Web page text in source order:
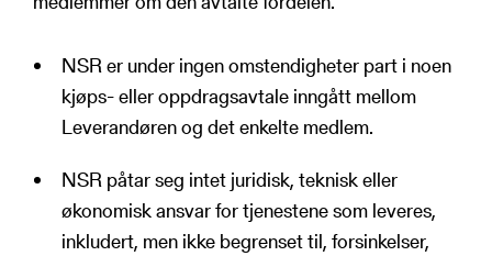
NSR er under ingen omstendigheter part i noen
kjøps- eller oppdragsavtale inngått mellom
Leverandøren og det enkelte medlem.
NSR påtar seg intet juridisk, teknisk eller
økonomisk ansvar for tjenestene som leveres,
inkludert, men ikke begrenset til, forsinkelser,